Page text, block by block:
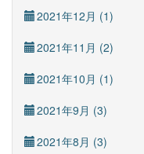
2021年12月 (1)
2021年11月 (2)
2021年10月 (1)
2021年9月 (3)
2021年8月 (3)